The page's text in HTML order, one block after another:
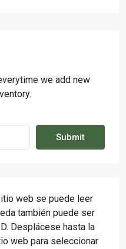
we add new
Submit
web se puede leer
también puede ser
Desplácese hasta la
web para seleccionar